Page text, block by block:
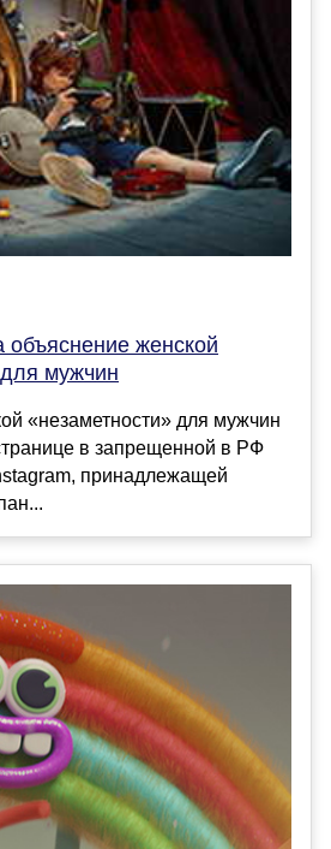
женской
мужчин
«незаметности» для мужчин
в запрещенной в РФ
принадлежащей